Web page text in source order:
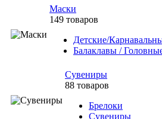
Маски
149 товаров
Детские/
Балаклавы /
Сувениры
88 товаров
Брелоки
Сувениры